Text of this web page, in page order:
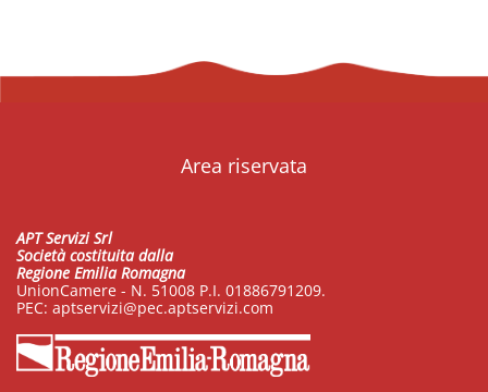
APT Servizi Srl
Società costituita dalla
Regione Emilia Romagna
UnionCamere - N. 51008 P.I. 01886791209.
PEC: aptservizi@pec.aptservizi.com
Area riservata